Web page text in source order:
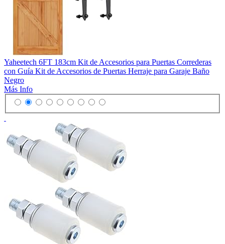
Yaheetech 6FT 183cm Kit de Accesorios para Puertas Correderas
con Guía Kit de Accesorios de Puertas Herraje para Garaje Baño
Negro
Más Info